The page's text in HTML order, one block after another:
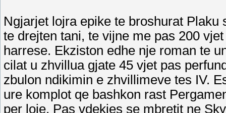
Ngjarjet lojra epike te broshurat
te drejten tani, te vijne me pas 200
harrese. Ekziston edhe nje roman te
cilat u zhvillua gjate 45 vjet pas
zbulon ndikimin e zhvillimeve tes IV.
ure komplot qe bashkon rast
per loje. Pas vdekjes se mbretit ne